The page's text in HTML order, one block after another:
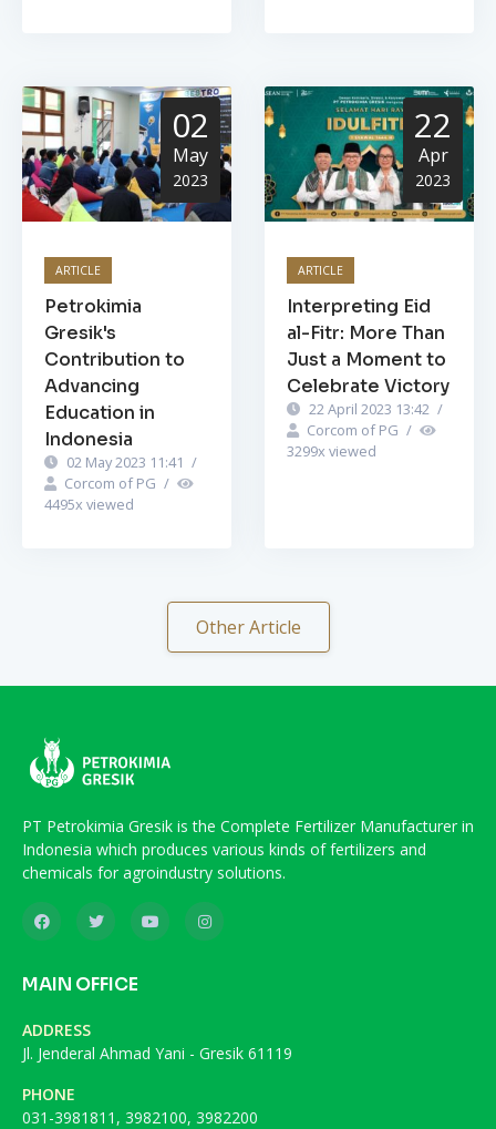
02
May
2023
ARTICLE
Petrokimia
Gresik's
Contribution to
Advancing
Education in
Indonesia
02 May 2023 11:41 /
Corcom of PG /
4495x viewed
22
Apr
2023
ARTICLE
Interpreting Eid
al-Fitr: More Than
Just a Moment to
Celebrate Victory
22 April 2023 13:42 /
Corcom of PG /
3299x viewed
Other Article
PT Petrokimia Gresik is the Complete Fertilizer Manufacturer in
Indonesia which produces various kinds of fertilizers and
chemicals for agroindustry solutions.
MAIN OFFICE
ADDRESS
Jl. Jenderal Ahmad Yani - Gresik 61119
PHONE
031-3981811, 3982100, 3982200